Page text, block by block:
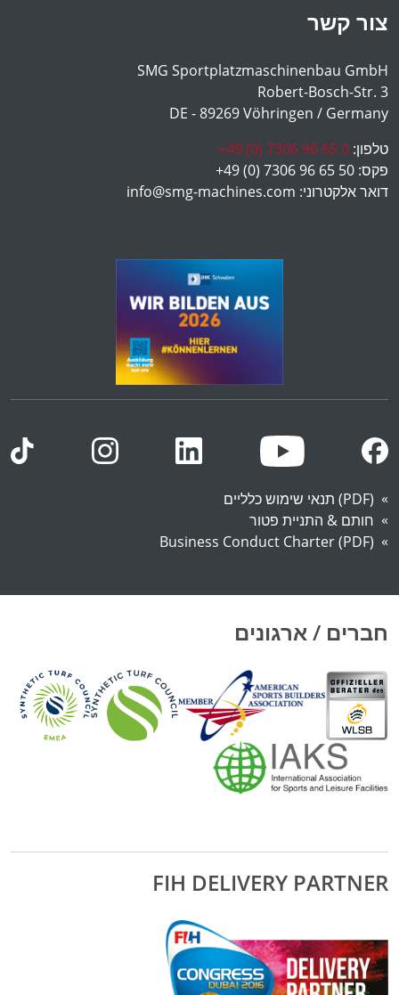
צור קשר
SMG Sportplatzmaschinenbau GmbH
Robert-Bosch-Str. 3
DE - 89269 Vöhringen / Germany
טלפון: +49 (0) 7306 96 65 0
פקס: +49 (0) 7306 96 65 50
דואר אלקטרוני: info@smg-machines.com
(PDF) תנאי שימוש כלליים
חותם & התניית פטור
Business Conduct Charter (PDF)
חברים / ארגונים
FIH DELIVERY PARTNER